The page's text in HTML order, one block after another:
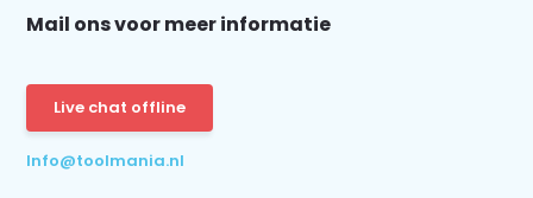
Mail ons voor meer informatie
Live chat offline
Info@toolmania.nl
Schrijf je in voor onze nieuwsbrief: